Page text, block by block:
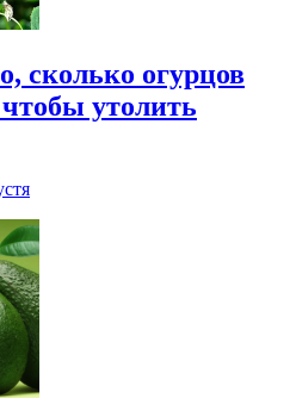
сколько огурцов
утолить